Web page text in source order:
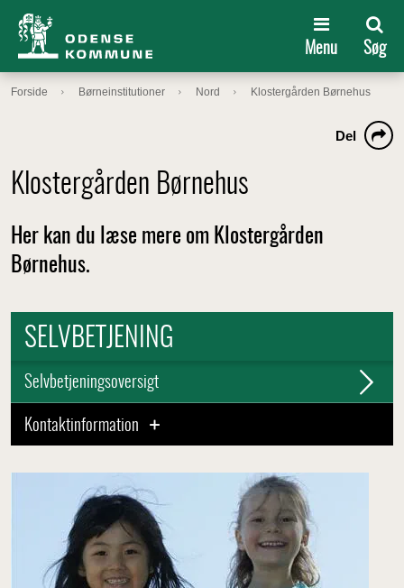
Menu Søg
Forside Børneinstitutioner Nord Klostergården Børnehus
Klostergården Børnehus
Del
Her kan du læse mere om Klostergården
Børnehus.
SELVBETJENING
Selvbetjeningsoversigt
Kontaktinformation